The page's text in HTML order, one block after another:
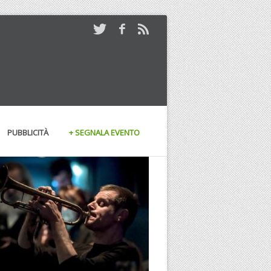
PUBBLICITÀ + SEGNALA EVENTO